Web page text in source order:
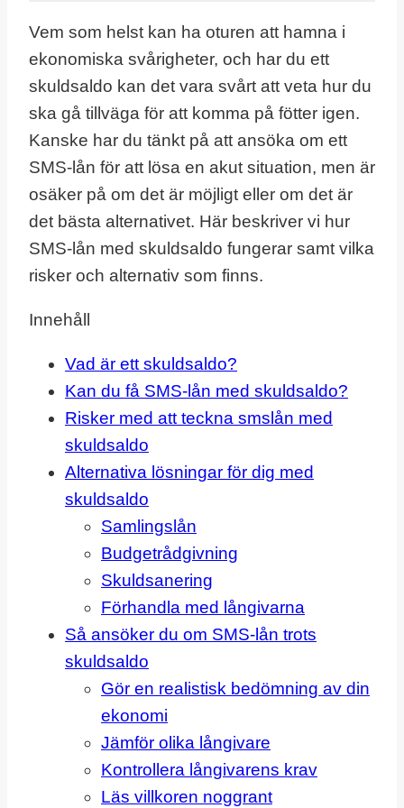
Vem som helst kan ha oturen att hamna i
ekonomiska svårigheter, och har du ett
skuldsaldo kan det vara svårt att veta hur du
ska gå tillväga för att komma på fötter igen.
Kanske har du tänkt på att ansöka om ett
SMS-lån för att lösa en akut situation, men är
osäker på om det är möjligt eller om det är
det bästa alternativet. Här beskriver vi hur
SMS-lån med skuldsaldo fungerar samt vilka
risker och alternativ som finns.
Innehåll
Vad är ett skuldsaldo?
Kan du få SMS-lån med skuldsaldo?
Risker med att teckna smslån med
skuldsaldo
Alternativa lösningar för dig med
skuldsaldo
Samlingslån
Budgetrådgivning
Skuldsanering
Förhandla med långivarna
Så ansöker du om SMS-lån trots
skuldsaldo
Gör en realistisk bedömning av din
ekonomi
Jämför olika långivare
Kontrollera långivarens krav
Läs villkoren noggrant